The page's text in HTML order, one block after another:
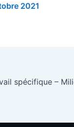
2021
spécifique –